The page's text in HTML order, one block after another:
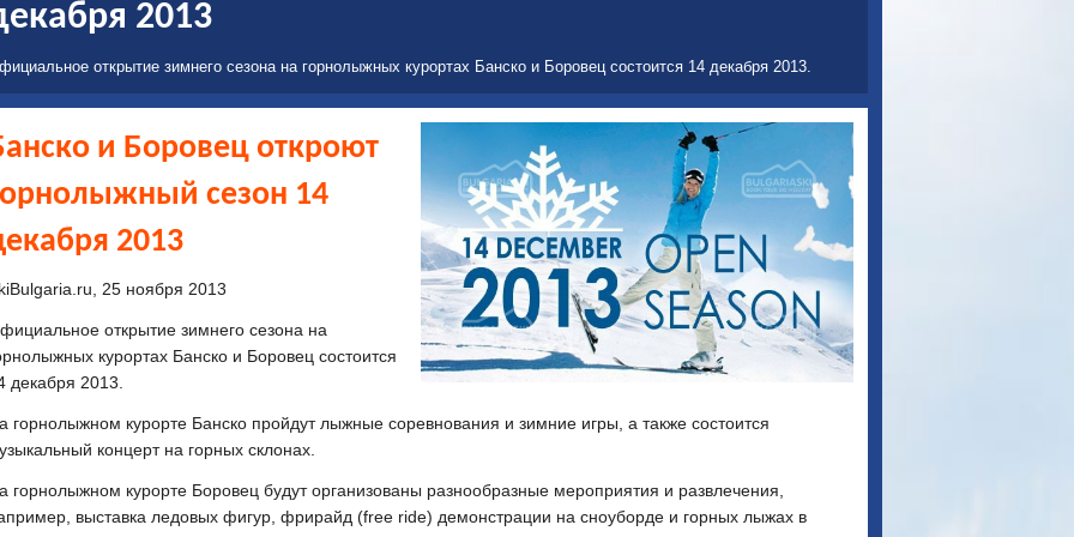
2013
открытие зимнего сезона на горнолыжных курортах Банско и Боровец состоится 14 декабря 2013.
и Боровец откроют
сезон 14
2013
25 ноября 2013
открытие зимнего сезона на
курортах Банско и Боровец состоится
декабря 2013.
горнолыжном курорте Банско пройдут лыжные соревнования и зимние игры, а также состоится
концерт на горных склонах.
горнолыжном курорте Боровец будут организованы разнообразные мероприятия и развлечения,
выставка ледовых фигур, фрирайд (free ride) демонстрации на сноуборде и горных лыжах в